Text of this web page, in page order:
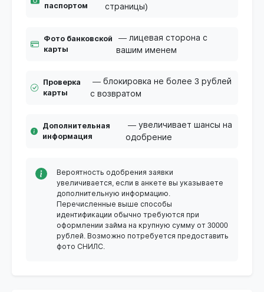
паспортом
страницы)
Фото банковской
карты
— лицевая сторона с
вашим именем
Проверка
карты
— блокировка не более 3 рублей
с возвратом
Дополнительная
информация
— увеличивает шансы на
одобрение
Вероятность одобрения заявки
увеличивается, если в анкете вы указываете
дополнительную информацию.
Перечисленные выше способы
идентификации обычно требуются при
оформлении займа на крупную сумму от 30000
рублей. Возможно потребуется предоставить
фото СНИЛС.